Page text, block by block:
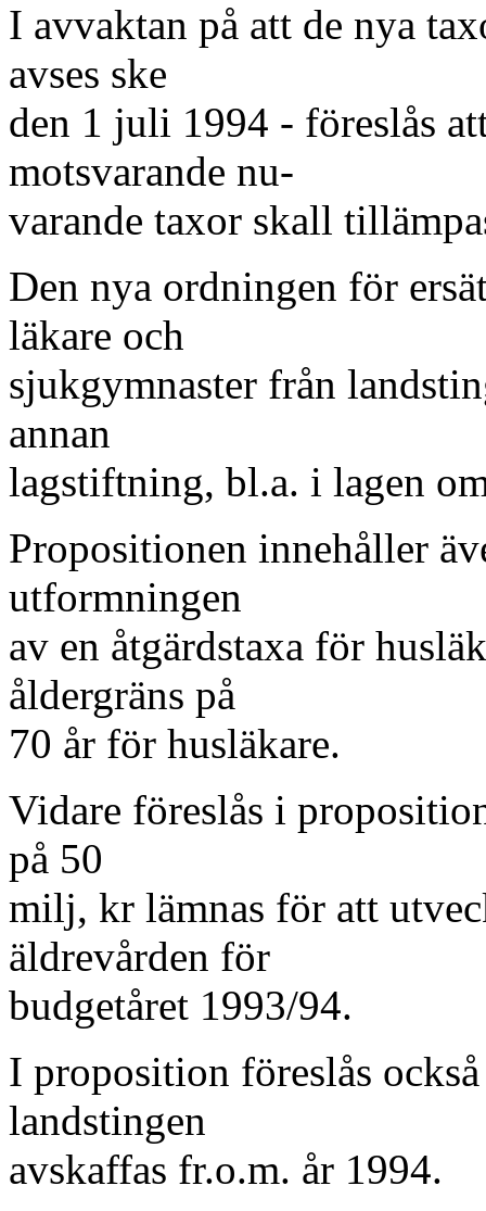
I avvaktan på att de nya
avses ske
den 1 juli 1994 - föreslås
motsvarande nu-
varande taxor skall
Den nya ordningen för
läkare och
sjukgymnaster från
annan
lagstiftning, bl.a. i lagen
Propositionen innehåller
utformningen
av en åtgärdstaxa för
åldergräns på
70 år för husläkare.
Vidare föreslås i
på 50
milj, kr lämnas för att
äldrevården för
budgetåret 1993/94.
I proposition föreslås
landstingen
avskaffas fr.o.m. år 1994.